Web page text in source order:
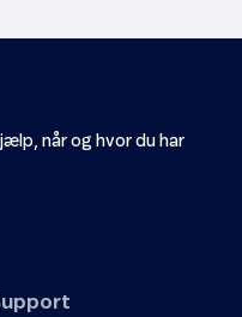
når og hvor du har